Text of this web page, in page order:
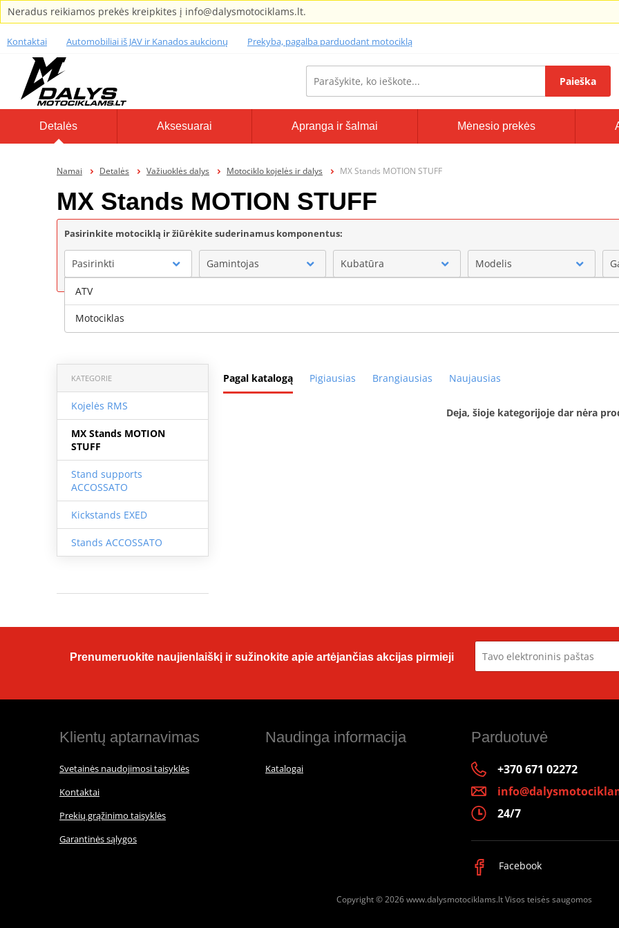
Neradus reikiamos prekės kreipkites į info@dalysmotociklams.lt.
Kontaktai Automobiliai iš JAV ir Kanados aukcionų Prekyba, pagalba parduodant motociklą
Paieška
Detalės Aksesuarai Apranga ir šalmai Mėnesio prekės
Namai Detalės Važiuoklės dalys Motociklo kojelės ir dalys MX Stands MOTION STUFF
MX Stands MOTION STUFF
Pasirinkite motociklą ir žiūrėkite suderinamus komponentus:
Pasirinkti Gamintojas Kubatūra Modelis
Pagal katalogą Pigiausias Brangiausias Naujausias
KATEGORIE
Kojelės RMS
MX Stands MOTION
STUFF
Stand supports
ACCOSSATO
Kickstands EXED
Stands ACCOSSATO
Deja, šioje kategorijoje dar nėra
Prenumeruokite naujienlaiškį ir sužinokite apie artėjančias akcijas pirmieji
Klientų aptarnavimas
Svetainės naudojimosi taisyklės
Kontaktai
Prekių grąžinimo taisyklės
Garantinės sąlygos
Naudinga informacija
Katalogai
Parduotuvė
+370 671 02272
24/7
Facebook
Copyright © 2026 www.dalysmotociklams.ltVisos teisės saugomos
ATV
Motociklas